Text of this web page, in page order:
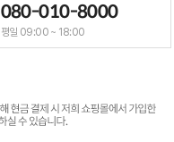
080-010-8000
평일 09:00 ~ 18:00